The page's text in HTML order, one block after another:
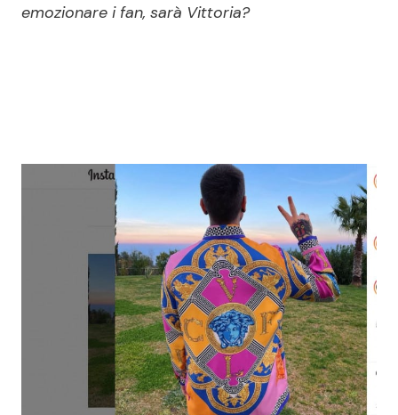
Politica Reality e Talent
News Cinema
News Musica
News Spettacolo
News dal mondo
Benessere Cucina e Ricette
Consigli di Cucina
emozionare i fan, sarà Vittoria?